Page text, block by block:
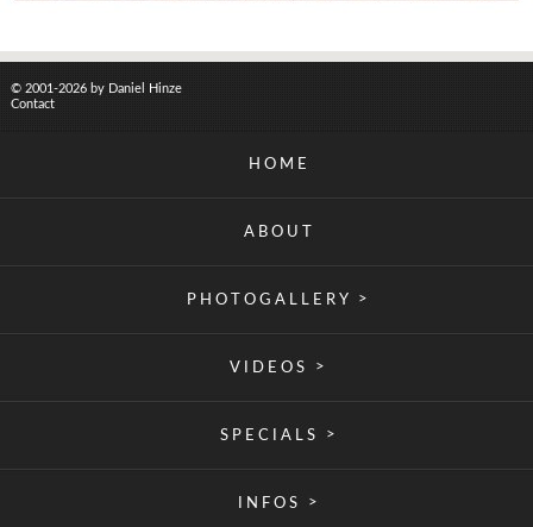
© 2001-2026 by Daniel Hinze
Contact
HOME
ABOUT
PHOTOGALLERY >
VIDEOS >
SPECIALS >
INFOS >